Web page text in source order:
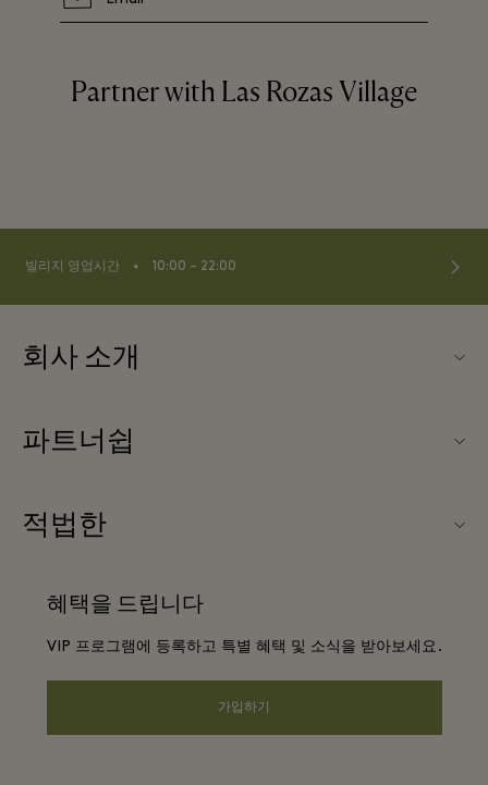
Partner with Las Rozas Village
빌리지 영업시간 ⬩ 10:00 – 22:00
회사 소개
About Las Rozas Village
앱 다운로드
Gift Card
파트너쉽
파트너가되다
호텔 및 지역 명소
적법한
프리빌리지 약관
혜택을 드립니다
VIP 프로그램에 등록하고 특별 혜택 및 소식을 받아보세요.
가입하기